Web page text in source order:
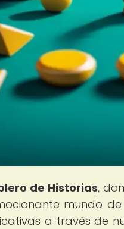
de Historias,
mundo
a través de